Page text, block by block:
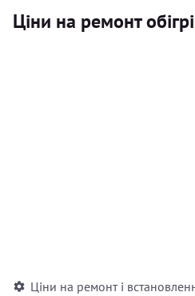
Ціни на ремонт
Ціни на ремонт і